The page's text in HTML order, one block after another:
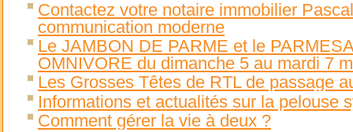
Contactez votre notaire immobilier
communication moderne
Le JAMBON DE PARME et le
OMNIVORE du dimanche 5 au mardi 7
Les Grosses Têtes de RTL de passage
Informations et actualités sur la pelouse
Comment gérer la vie à deux ?